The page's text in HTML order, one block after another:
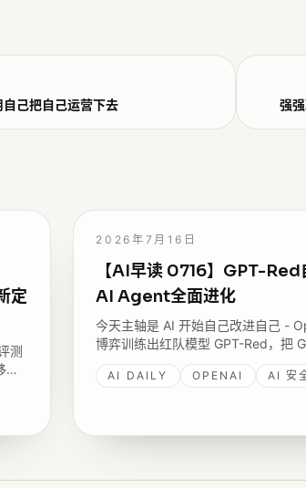
己把自己运营下去 强
定
测
；
2026年7月16日
【AI早读 0716】GPT-Red
AI Agent全面进化
今天主轴是 AI 开始自己改进自己 -
博弈训练出红队模型 GPT-Red，把
prompt injection 失败率降到四个月
一；AWS 把视觉、Agent、MCP 串
AI DAILY OPENAI AI 安